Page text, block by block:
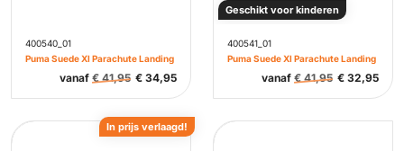
400540_01
Puma Suede Xl Parachute Landing
vanaf €41,95 € 34,95
Geschikt voor kinderen
400541_01
Puma Suede Xl Parachute Landing
vanaf €41,95 € 32,95
In prijs verlaagd!